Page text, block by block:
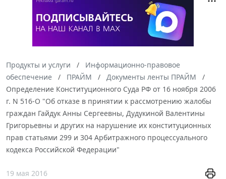
Продукты и услуги
Информационно-правовое
обеспечение
ПРАЙМ
Документы ленты ПРАЙМ
Определение Конституционного Суда РФ от 16 ноября 2006
г. N 516-О "Об отказе в принятии к рассмотрению жалобы
граждан Гайдук Анны Сергеевны, Дудукиной Валентины
Григорьевны и других на нарушение их конституционных
прав статьями 299 и 304 Арбитражного процессуального
кодекса Российской Федерации"
19 мая 2016